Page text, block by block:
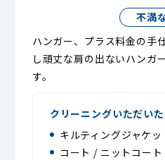
不満
ハンガー、プラス料金の手
し頑丈な肩の出ないハンガ
す。
クリーニングいただい
キルティングジャケ
コート / ニットコート